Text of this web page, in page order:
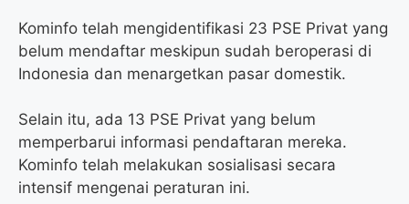
Kominfo telah mengidentifikasi 23 PSE Privat yang
belum mendaftar meskipun sudah beroperasi di
Indonesia dan menargetkan pasar domestik.
Selain itu, ada 13 PSE Privat yang belum
memperbarui informasi pendaftaran mereka.
Kominfo telah melakukan sosialisasi secara
intensif mengenai peraturan ini.